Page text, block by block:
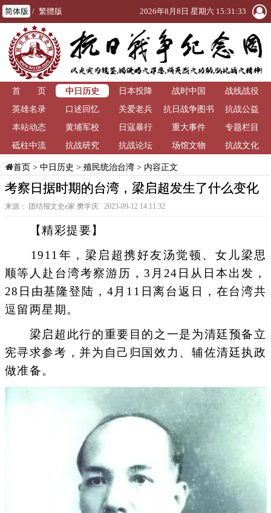
简体版 / 繁體版 2026年8月8日 星期六 15:31:34
首 页 中日历史 日本投降 战时中国
战线战役
英雄名录
口述回忆 关爱老兵
抗日战争图书
馆
抗战公益
本站动态
黄埔军校 日寇暴行 重大事件
专题栏目
砥柱中流
抗战研究 抗战论坛 场馆文物 抗战文化
首页> 中日历史 > 殖民统治台湾> 内容正文
考察日据时期的台湾，梁启超发生了什么变化
来源： 团结报文史e家 樊学庆 2023-09-12 14:11:32
【精彩提要】
1911年，梁启超携好友汤觉顿、女儿梁思
顺等人赴台湾考察游历，3月24日从日本出发，
28日由基隆登陆，4月11日离台返日，在台湾共
逗留两星期。
梁启超此行的重要目的之一是为清廷预备立
宪寻求参考，并为自己归国效力、辅佐清廷执政
做准备。